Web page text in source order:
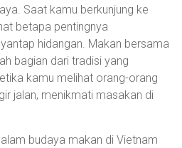
Saat kamu berkunjung ke
betapa pentingnya
hidangan. Makan bersama
bagian dari tradisi yang
kamu melihat orang-orang
jalan, menikmati masakan di
budaya makan di Vietnam